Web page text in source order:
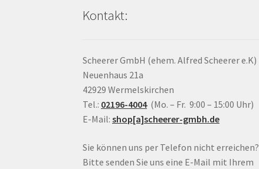
Kontakt:
Scheerer GmbH (ehem. Alfred Scheerer e.K)
Neuenhaus 21a
42929 Wermelskirchen
Tel.: 02196-4004(Mo. – Fr. 9:00 – 15:00 Uhr)
E-Mail:shop[a]scheerer-gmbh.de
Sie können uns per Telefon nicht erreichen?
Bitte senden Sie uns eine E-Mail mit Ihrem